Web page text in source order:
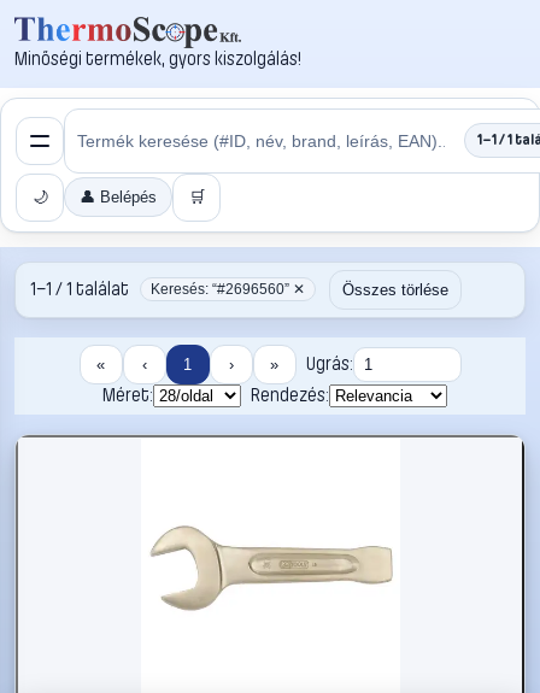
Minőségi termékek, gyors kiszolgálás!
1–1 / 1
🌙 👤 Belépés 🛒
1–1 / 1 találat Keresés: “#2696560” ✕ Összes törlése
« ‹ 1 › »
Ugrás:
Méret:
Rendezés: